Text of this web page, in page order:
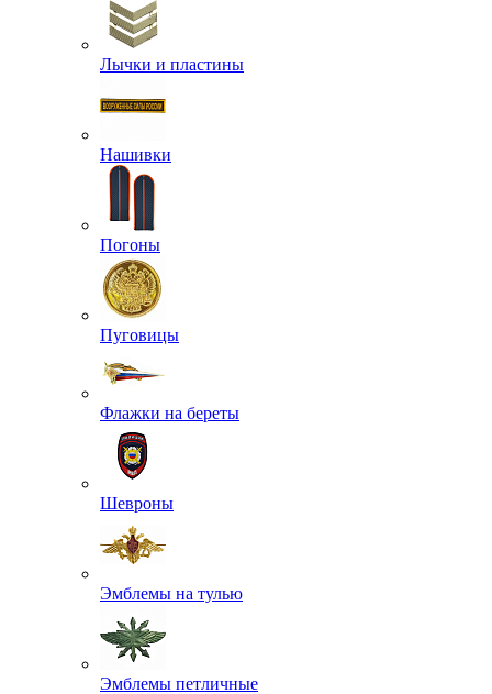
Лычки и пластины
Нашивки
Погоны
Пуговицы
Флажки на береты
Шевроны
Эмблемы на тулью
Эмблемы петличные